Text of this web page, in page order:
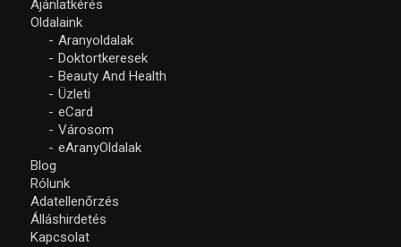
Ajánlatkérés
Oldalaink
Aranyoldalak
Doktortkeresek
Beauty And Health
Üzleti
eCard
Városom
eAranyOldalak
Blog
Rólunk
Adatellenőrzés
Álláshirdetés
Kapcsolat